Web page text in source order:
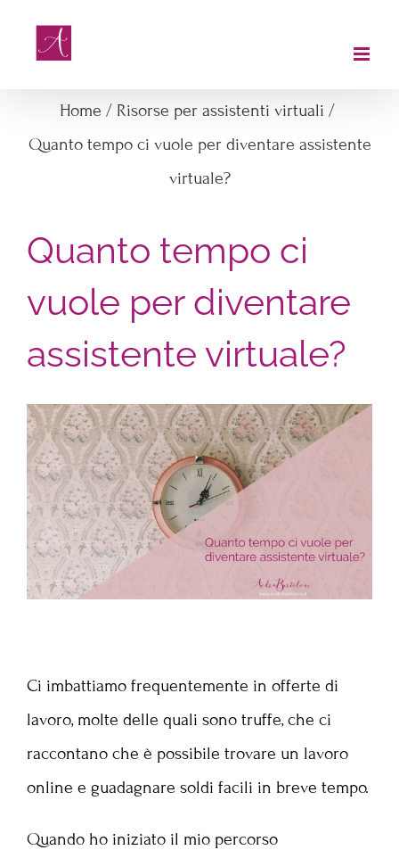
Home / Risorse per assistenti virtuali /
Quanto tempo ci vuole per diventare assistente
virtuale?
Quanto tempo ci
vuole per diventare
assistente virtuale?
Ci imbattiamo frequentemente in offerte di
lavoro, molte delle quali sono truffe, che ci
raccontano che è possibile trovare un lavoro
online e guadagnare soldi facili in breve tempo.
Quando ho iniziato il mio percorso